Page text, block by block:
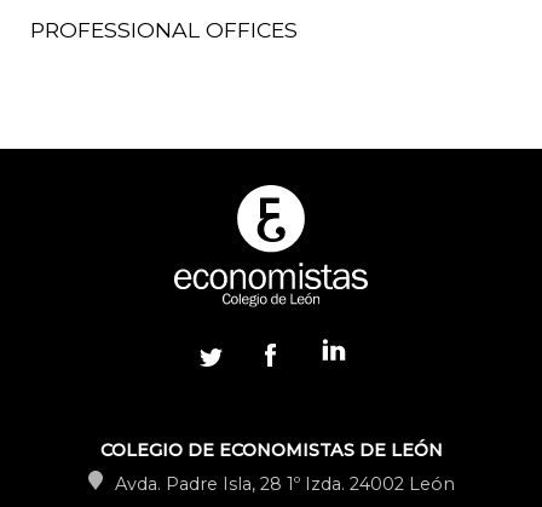
PROFESSIONAL OFFICES
COLEGIO DE ECONOMISTAS DE LEÓN
Avda. Padre Isla, 28 1º Izda. 24002 León